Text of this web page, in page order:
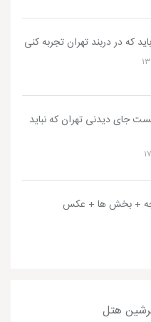
که در دربند تهران تجربه کنی
جای دیدنی تهران که نباید
+ بخش ‌ها + عکس
هتل